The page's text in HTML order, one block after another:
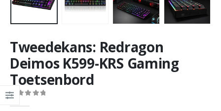
Tweedekans: Redragon
Deimos K599-KRS Gaming
Toetsenbord